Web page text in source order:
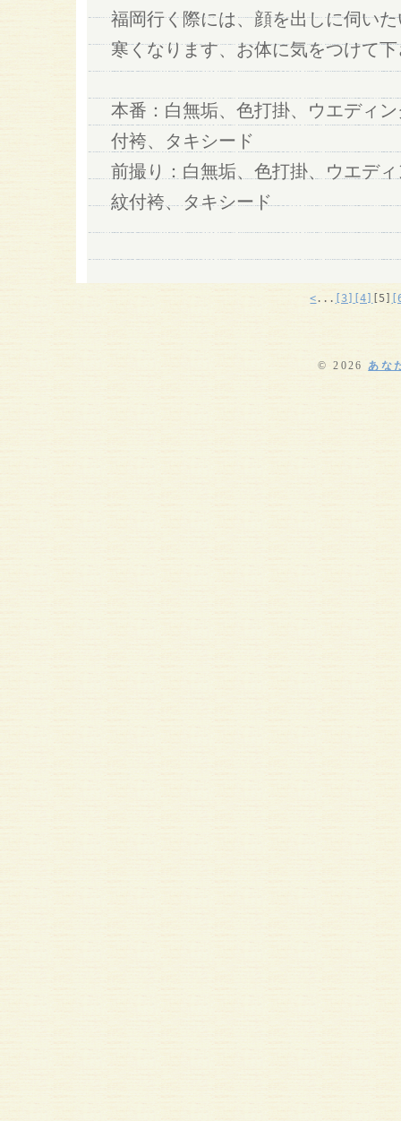
福岡行く際には、顔を出しに伺い
寒くなります、お体に気をつけて
本番：白無垢、色打掛、ウエディ
付袴、タキシード
前撮り：白無垢、色打掛、ウエデ
紋付袴、タキシード
<... [3] [4] [5]
© 2026あな